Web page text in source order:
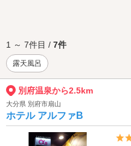
1 ～ 7件目 / 7件
露天風呂
別府温泉から2.5km
大分県 別府市扇山
ホテル アルファB